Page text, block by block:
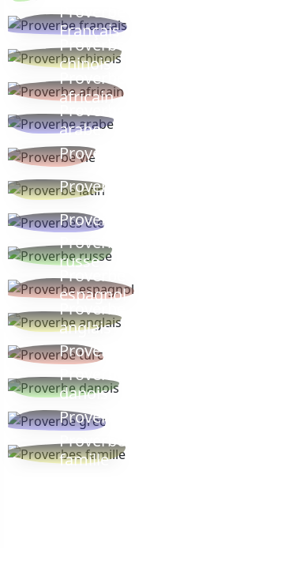
Proverbe
Français
Proverbe
chinois
Proverbe
africain
Proverbe
arabe
Proverbe vie
Proverbe latin
Proverbes ete
Proverbe
russe
Proverbe
espagnol
Proverbe
anglais
Proverbe turc
Proverbe
danois
Proverbe grec
Proverbes
famille